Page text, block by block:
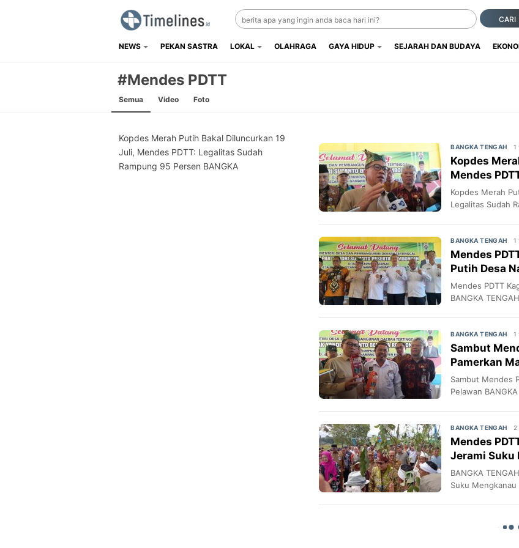
Timelines.id
Media Literasi, Sejarah & Budaya
CARI
NEWS PEKAN SASTRA LOKAL OLAHRAGA GAYA HIDUP SEJARAH DAN BUDAYA
#Mendes PDTT
Semua Video Foto
Kopdes Merah Putih Bakal Diluncurkan 19
Juli, Mendes PDTT: Legalitas Sudah
Rampung 95 Persen BANGKA
BANGKA TENGAH 1
Kopdes
Mendes
Persen
Kopdes Merah
Legalitas Sudah
BANGKA TENGAH 1
Mendes
Putih Desa
Mendes PDTT
BANGKA
BANGKA TENGAH 1
Sambut
Pamerkan
Sambut Mendes
Pelawan
BANGKA TENGAH 2
Mendes
Jerami Suku
BANGKA
Suku Mengkanau